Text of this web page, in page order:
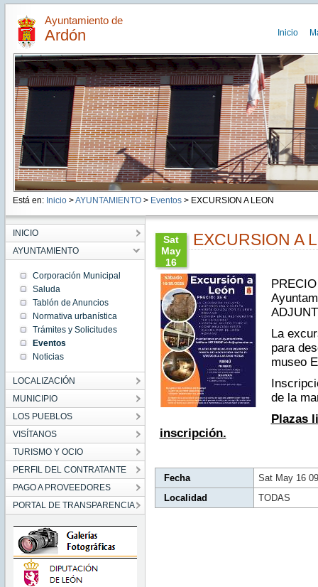
Ayuntamiento de
Ardón Inicio
Está en: Inicio >AYUNTAMIENTO> Eventos> EXCURSION A LEON
INICIO
AYUNTAMIENTO
Corporación Municipal
Saluda
Tablón de Anuncios
Normativa urbanística
Trámites y Solicitudes
Eventos
Noticias
LOCALIZACIÓN
MUNICIPIO
LOS PUEBLOS
VISÍTANOS
TURISMO Y OCIO
PERFIL DEL CONTRATANTE
PAGO A PROVEEDORES
PORTAL DE TRANSPARENCIA
Sat
May
16
09:00:00
CEST
2026
Sat May
16
09:00:00
CEST
2026
Sat May
16
09:00:00
CEST
2026
EXCURSION A
La
para
museo
de la
Plazas
inscripción.
Fecha
Sat May 16
Localidad
TODAS